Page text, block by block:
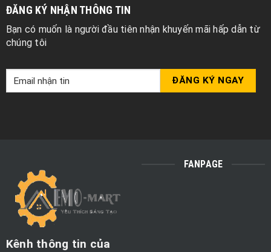
ĐĂNG KÝ NHẬN THÔNG TIN
Bạn có muốn là người đầu tiên nhận khuyến mãi hấp dẫn từ
chúng tôi
Kênh thông tin của
FANPAGE